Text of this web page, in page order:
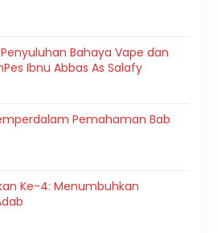
Bahaya Vape dan
Ibnu Abbas As Salafy
Pemahaman Bab
Ke-4: Menumbuhkan